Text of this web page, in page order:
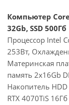
Компьютер Core
32Gb, SSD 500Гб
Процессор Intel
253Вт,
Материнская
память 2x16Gb
Накопитель HDD
RTX 4070TiS